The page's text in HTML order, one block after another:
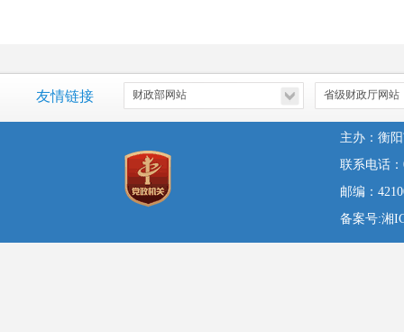
友情链接
主办：衡
联系电话
邮编：
备案号:湘